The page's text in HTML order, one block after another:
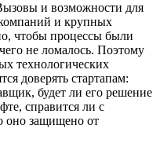
и возможности для
компаний и крупных
чтобы процессы были
не ломалось. Поэтому
технологических
доверять стартапам:
будет ли его решение
справится ли с
оно защищено от